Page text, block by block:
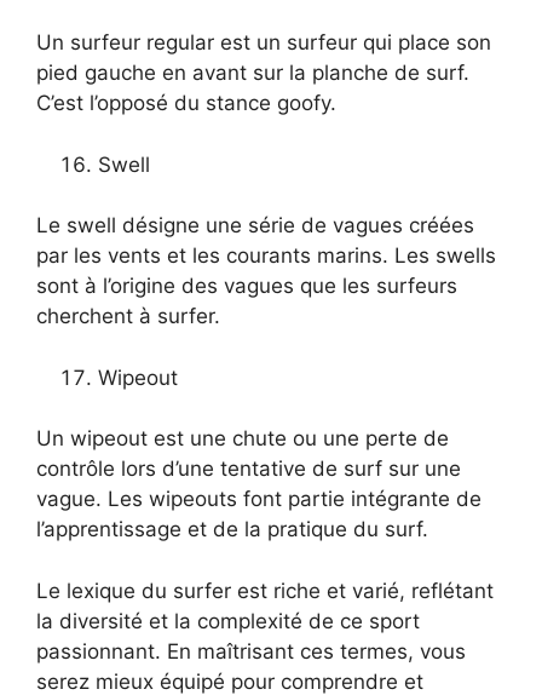
Un surfeur regular est un surfeur qui place son
pied gauche en avant sur la planche de surf.
C’est l’opposé du stance goofy.
Swell
Le swell désigne une série de vagues créées
par les vents et les courants marins. Les swells
sont à l’origine des vagues que les surfeurs
cherchent à surfer.
Wipeout
Un wipeout est une chute ou une perte de
contrôle lors d’une tentative de surf sur une
vague. Les wipeouts font partie intégrante de
l’apprentissage et de la pratique du surf.
Le lexique du surfer est riche et varié, reflétant
la diversité et la complexité de ce sport
passionnant. En maîtrisant ces termes, vous
serez mieux équipé pour comprendre et